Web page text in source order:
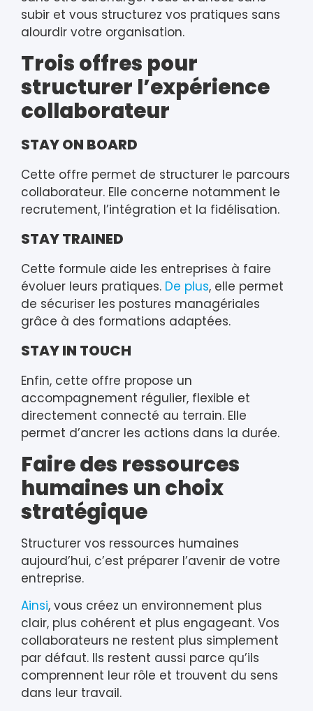
subir et vous structurez vos pratiques sans
alourdir votre organisation.
Trois offres pour
structurer l’expérience
collaborateur
STAY ON BOARD
Cette offre permet de structurer le parcours
collaborateur. Elle concerne notamment le
recrutement, l’intégration et la fidélisation.
STAY TRAINED
Cette formule aide les entreprises à faire
évoluer leurs pratiques. De plus, elle permet
de sécuriser les postures managériales
grâce à des formations adaptées.
STAY IN TOUCH
Enfin, cette offre propose un
accompagnement régulier, flexible et
directement connecté au terrain. Elle
permet d’ancrer les actions dans la durée.
Faire des ressources
humaines un choix
stratégique
Structurer vos ressources humaines
aujourd’hui, c’est préparer l’avenir de votre
entreprise.
Ainsi, vous créez un environnement plus
clair, plus cohérent et plus engageant. Vos
collaborateurs ne restent plus simplement
par défaut. Ils restent aussi parce qu’ils
comprennent leur rôle et trouvent du sens
dans leur travail.